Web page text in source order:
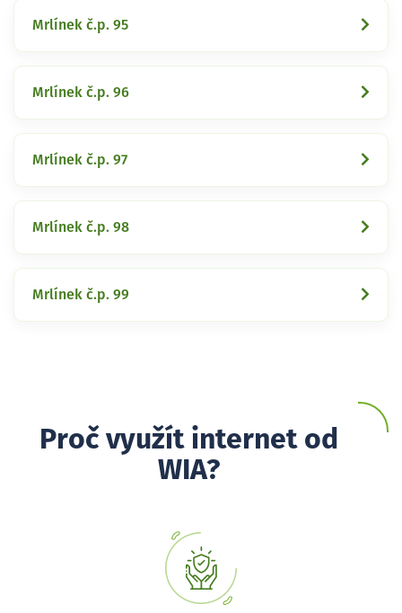
Mrlínek č.p. 95
Mrlínek č.p. 96
Mrlínek č.p. 97
Mrlínek č.p. 98
Mrlínek č.p. 99
Proč využít internet od
WIA?